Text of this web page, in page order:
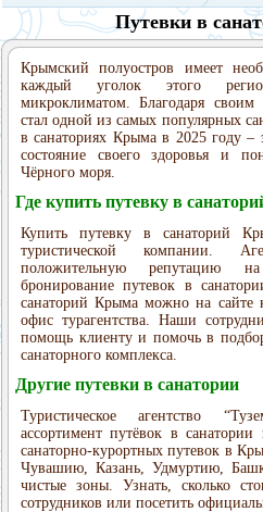
Путевки в
Крымский полуостров имеет
каждый уголок этого
микроклиматом. Благодаря
стал одной из самых популярных
в санаториях Крыма в 2025 году
состояние своего здоровья и
Чёрного моря.
Где купить путевку в
Купить путевку в санаторий
туристической компании.
положительную репутацию
бронирование путевок в
санаторий Крыма можно на сайте
офис турагентства. Наши
помощь клиенту и помочь в
санаторного комплекса.
Другие путевки в санатории
Туристическое агентство
ассортимент путёвок в
санаторно-курортных путевок в
Чувашию, Казань, Удмуртию,
чистые зоны. Узнать, сколько
сотрудников или посетить